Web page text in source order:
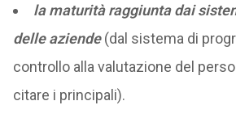
la maturità raggiunta dai
delle aziende(dal sistema di
controllo alla valutazione del
citare i principali).